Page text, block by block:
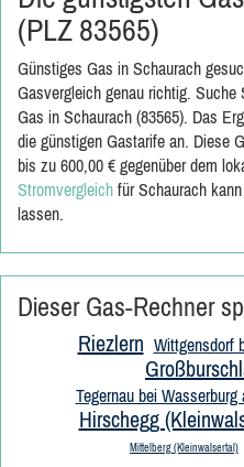
(PLZ 83565)
Günstiges Gas in Schaurach
Gasvergleich genau richtig.
Gas in Schaurach (83565). Das
die günstigen Gastarife an. Diese
bis zu 600,00 € gegenüber dem
Stromvergleich für Schaurach
lassen.
Dieser Gas-Rechner
Riezlern Wittgensdorf
Tegernau bei Wasserburg
Hirschegg
Mittelberg (Kleinwalsertal)